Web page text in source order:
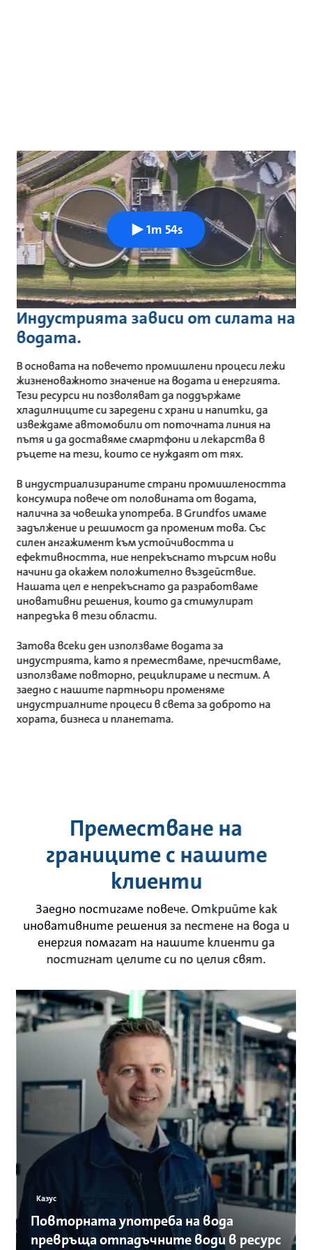
Индустрията зависи от силата на
водата.
В основата на повечето промишлени процеси лежи
жизненоважното значение на водата и енергията.
Тези ресурси ни позволяват да поддържаме
хладилниците си заредени с храни и напитки, да
извеждаме автомобили от поточната линия на
пътя и да доставяме смартфони и лекарства в
ръцете на тези, които се нуждаят от тях.
В индустриализираните страни промишлеността
консумира повече от половината от водата,
налична за човешка употреба. В Grundfos имаме
задължение и решимост да променим това. Със
силен ангажимент към устойчивостта и
ефективността, ние непрекъснато търсим нови
начини да окажем положително въздействие.
Нашата цел е непрекъснато да разработваме
иновативни решения, които да стимулират
напредъка в тези области.
Затова всеки ден използваме водата за
индустрията, като я преместваме, пречистваме,
използваме повторно, рециклираме и пестим. А
заедно с нашите партньори променяме
индустриалните процеси в света за доброто на
хората, бизнеса и планетата.
1m 54s
Преместване на
границите с нашите
клиенти
Заедно постигаме повече. Открийте как
иновативните решения за пестене на вода и
енергия помагат на нашите клиенти да
постигнат целите си по целия свят.
Казус
Повторната употреба на вода
превръща отпадъчните води в ресурс